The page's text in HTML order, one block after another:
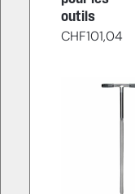
outils
CHF101,04